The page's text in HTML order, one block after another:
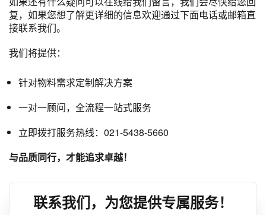
复，如果您想了解更详细的信息欢迎通过下面电话或邮箱直
接联系我们。
我们将提供：
针对物料需求定制解决方案
一对一顾问，全流程一站式服务
立即拨打服务热线：021-5438-5660
与品质同行，才能追求卓越！
联系我们，为您提供专属服务！